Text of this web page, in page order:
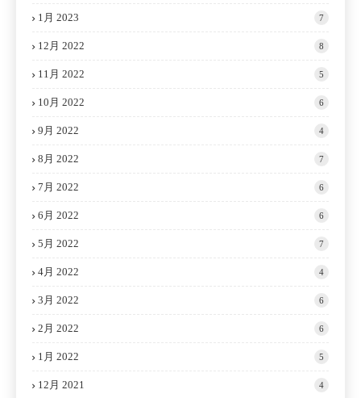
1月 2023 7
12月 2022 8
11月 2022 5
10月 2022 6
9月 2022 4
8月 2022 7
7月 2022 6
6月 2022 6
5月 2022 7
4月 2022 4
3月 2022 6
2月 2022 6
1月 2022 5
12月 2021 4